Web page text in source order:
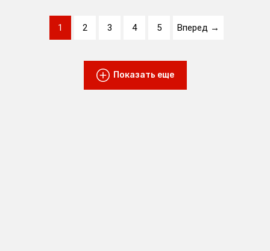
1 2 3 4 5 Вперед →
Показать еще